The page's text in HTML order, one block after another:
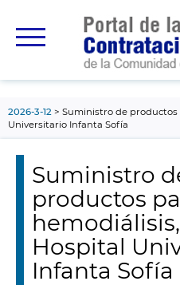
principal
2026-3-12
Suministro de productos
Universitario Infanta Sofía
Suministro
productos
Hospital
Infanta Sofía